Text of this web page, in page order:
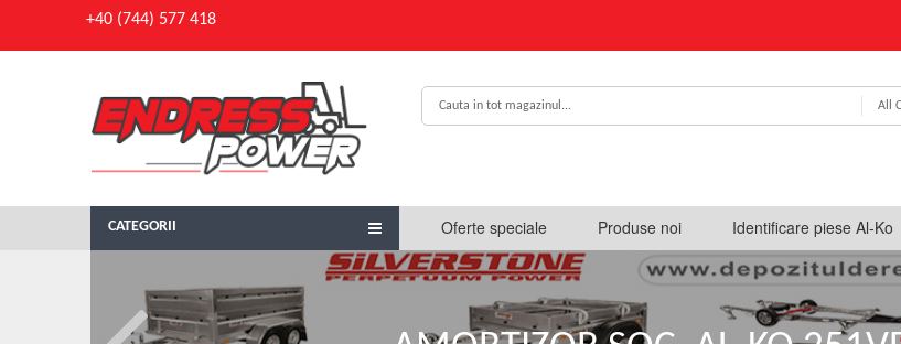
+40 (744) 577 418
All
Oferte speciale Produse noi Identificare piese Al-Ko
CATEGORII